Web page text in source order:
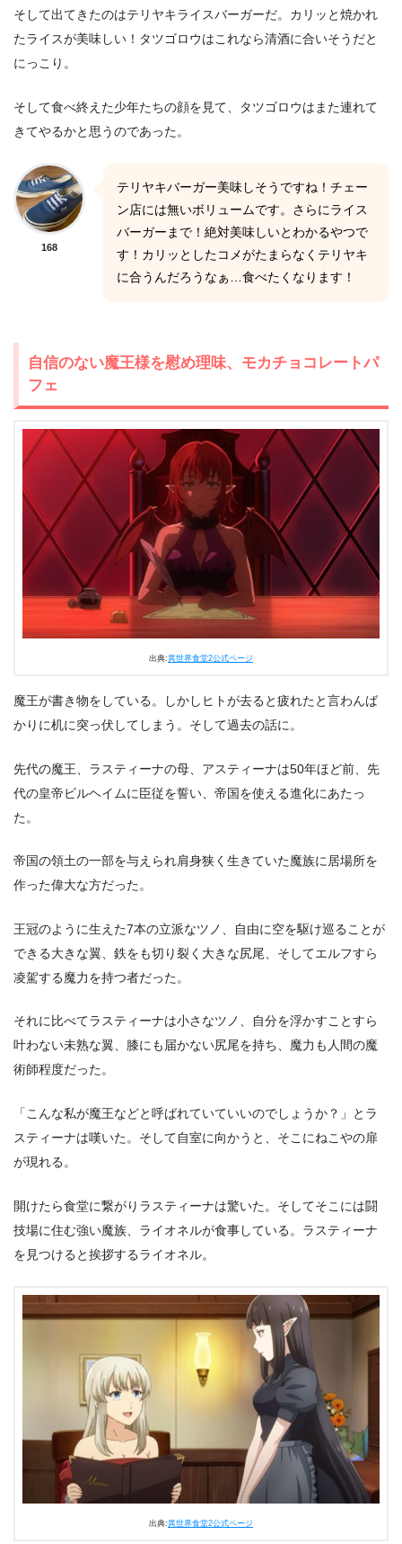
そして出てきたのはテリヤキライスバーガーだ。カリッと焼かれ
たライスが美味しい！タツゴロウはこれなら清酒に合いそうだと
にっこり。
そして食べ終えた少年たちの顔を見て、タツゴロウはまた連れて
きてやるかと思うのであった。
168
テリヤキバーガー美味しそうですね！チェー
ン店には無いボリュームです。さらにライス
バーガーまで！絶対美味しいとわかるやつで
す！カリッとしたコメがたまらなくテリヤキ
に合うんだろうなぁ…食べたくなります！
自信のない魔王様を慰め理味、モカチョコレートパ
フェ
出典:異世界食堂2公式ページ
魔王が書き物をしている。しかしヒトが去ると疲れたと言わんば
かりに机に突っ伏してしまう。そして過去の話に。
先代の魔王、ラスティーナの母、アスティーナは50年ほど前、先
代の皇帝ビルヘイムに臣従を誓い、帝国を使える進化にあたっ
た。
帝国の領土の一部を与えられ肩身狭く生きていた魔族に居場所を
作った偉大な方だった。
王冠のように生えた7本の立派なツノ、自由に空を駆け巡ることが
できる大きな翼、鉄をも切り裂く大きな尻尾、そしてエルフすら
凌駕する魔力を持つ者だった。
それに比べてラスティーナは小さなツノ、自分を浮かすことすら
叶わない未熟な翼、膝にも届かない尻尾を持ち、魔力も人間の魔
術師程度だった。
「こんな私が魔王などと呼ばれていていいのでしょうか？」とラ
スティーナは嘆いた。そして自室に向かうと、そこにねこやの扉
が現れる。
開けたら食堂に繋がりラスティーナは驚いた。そしてそこには闘
技場に住む強い魔族、ライオネルが食事している。ラスティーナ
を見つけると挨拶するライオネル。
出典:異世界食堂2公式ページ